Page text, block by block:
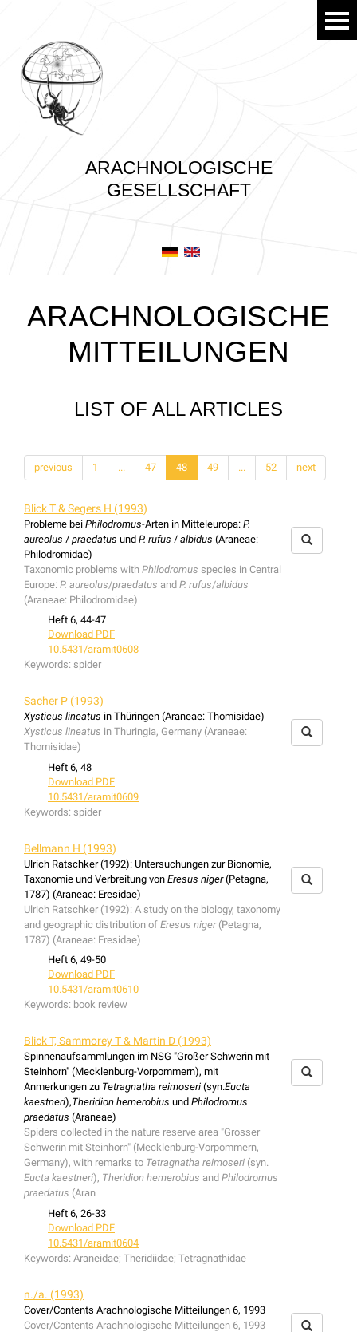
ARACHNOLOGISCHE
GESELLSCHAFT
ARACHNOLOGISCHE
MITTEILUNGEN
LIST OF ALL ARTICLES
previous 1 ... 47 48 49 ... 52 next
Blick T & Segers H (1993)
Probleme bei Philodromus-Arten in Mitteleuropa: P.
aureolus / praedatus und P. rufus / albidus (Araneae:
Philodromidae)
Taxonomic problems with Philodromus species in Central
Europe: P. aureolus/praedatus and P. rufus/albidus
(Araneae: Philodromidae)
Heft 6, 44-47
Download PDF
10.5431/aramit0608
Keywords: spider
Sacher P (1993)
Xysticus lineatus in Thüringen (Araneae: Thomisidae)
Xysticus lineatus in Thuringia, Germany (Araneae:
Thomisidae)
Heft 6, 48
Download PDF
10.5431/aramit0609
Keywords: spider
Bellmann H (1993)
Ulrich Ratschker (1992): Untersuchungen zur Bionomie,
Taxonomie und Verbreitung von Eresus niger(Petagna,
1787) (Araneae: Eresidae)
Ulrich Ratschker (1992): A study on the biology, taxonomy
and geographic distribution of Eresus niger(Petagna,
1787) (Araneae: Eresidae)
Heft 6, 49-50
Download PDF
10.5431/aramit0610
Keywords: book review
Blick T, Sammorey T & Martin D (1993)
Spinnenaufsammlungen im NSG "Großer Schwerin mit
Steinhorn" (Mecklenburg-Vorpommern), mit
Anmerkungen zu Tetragnatha reimoseri (syn.Eucta
kaestneri),Theridion hemerobius und Philodromus
praedatus (Araneae)
Spiders collected in the nature reserve area "Grosser
Schwerin mit Steinhorn" (Mecklenburg-Vorpommern,
Germany), with remarks to Tetragnatha reimoseri (syn.
Eucta kaestneri), Theridion hemerobius and Philodromus
praedatus (Aran
Heft 6, 26-33
Download PDF
10.5431/aramit0604
Keywords: Araneidae; Theridiidae; Tetragnathidae
n./a. (1993)
Cover/Contents Arachnologische Mitteilungen 6, 1993
Cover/Contents Arachnologische Mitteilungen 6, 1993